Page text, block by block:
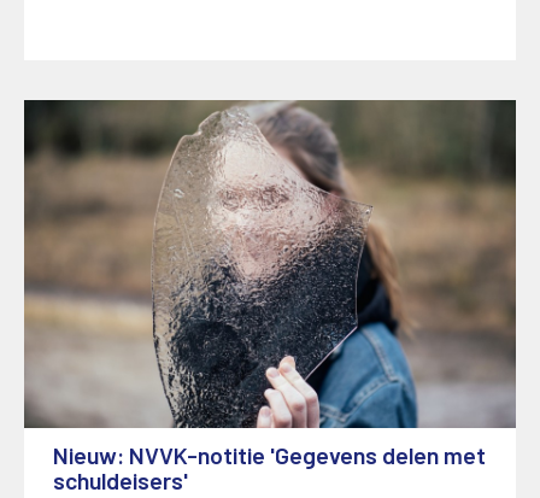
Nieuw: NVVK-notitie 'Gegevens delen met
schuldeisers'